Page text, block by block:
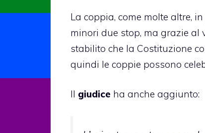
La coppia, come molte altre,
minori due stop, ma grazie al
stabilito che la Costituzione
quindi le coppie possono
Il giudice ha anche aggiunto: